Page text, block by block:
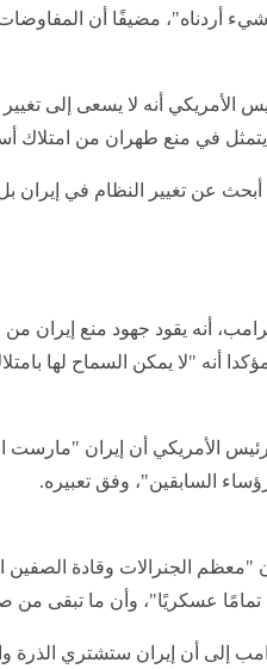
أردناه"، مضيفًا أن
الأمريكي أنه لا يسعى إلى
في منع طهران من امتلاك
أبحث عن تغيير النظام في إيران
أنه يقود جهود منع إيران من
مؤكدا أنه "لا يمكن السماح لها
السابقين"، وفق تعبيره.
الجنرالات وقادة الصفين
عسكريًا"، وأن ما تبقى من
إلى أن إيران ستشتري الذرة